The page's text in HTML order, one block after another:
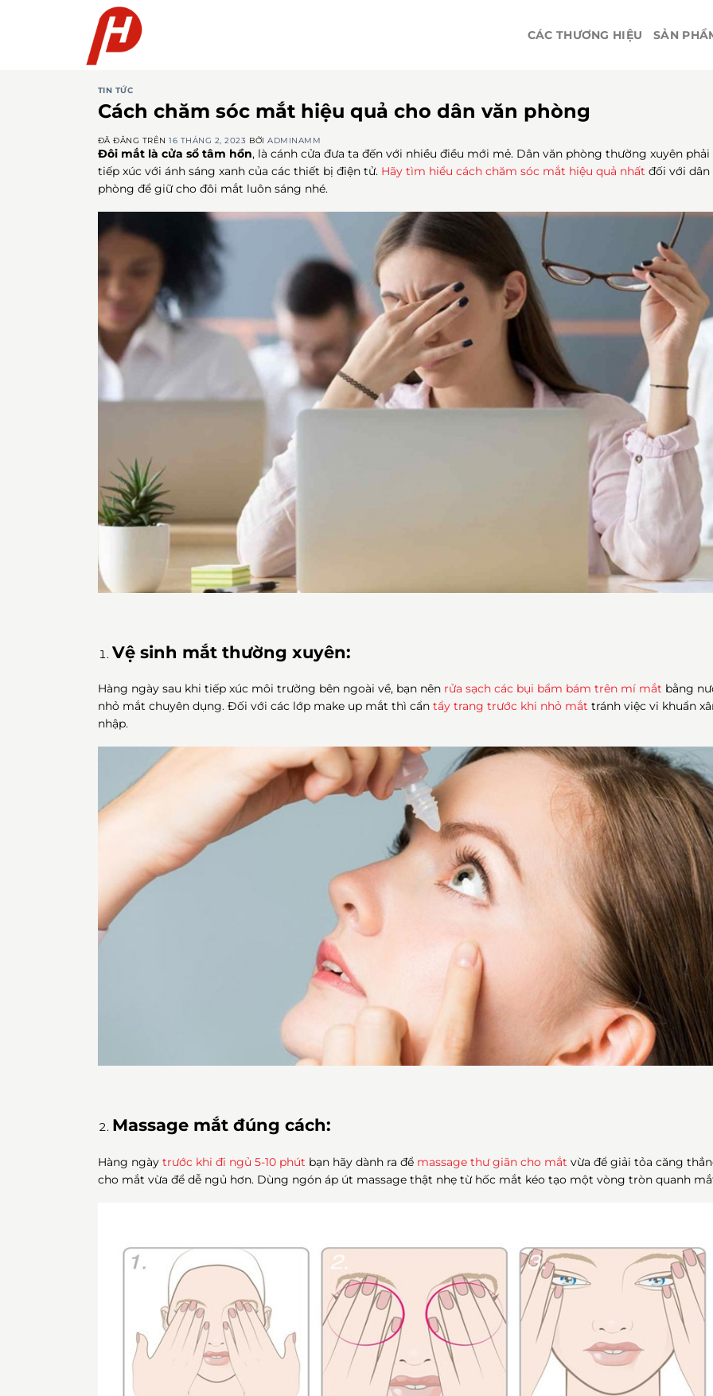
CÁC THƯƠNG HIỆU SẢN
TIN TỨC
Cách chăm sóc mắt hiệu quả cho dân văn phòng
ĐÃ ĐĂNG TRÊN16 THÁNG 2, 2023 BỞIADMINAMM
Đôi mắt là cửa sổ tâm hồn, là cánh cửa đưa ta đến với nhiều điều mới mẻ. Dân văn phòng thường xuyên phải
tiếp xúc với ánh sáng xanh của các thiết bị điện tử. Hãy tìm hiểu cách chăm sóc mắt hiệu quả nhất đối với dân
phòng để giữ cho đôi mắt luôn sáng nhé.
Vệ sinh mắt thường xuyên:
Hàng ngày sau khi tiếp xúc môi trường bên ngoài về, bạn nên rửa sạch các bụi bẩm bám trên mí mắt bằng
nhỏ mắt chuyên dụng. Đối với các lớp make up mắt thì cẩn tẩy trang trước khi nhỏ mắt tránh việc vi khuẩn
nhập.
Massage mắt đúng cách:
Hàng ngày trước khi đi ngủ 5-10 phút bạn hãy dành ra để massage thư giãn cho mắt vừa để giải tỏa căng
cho mắt vừa để dễ ngủ hơn. Dùng ngón áp út massage thật nhẹ từ hốc mắt kéo tạo một vòng tròn quanh